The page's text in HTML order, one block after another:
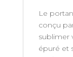
Le
conçu
sublimer
épuré et